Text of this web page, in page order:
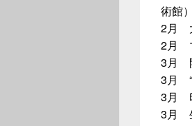
術館）
2月
2月
3月
3月 “
3月
3月